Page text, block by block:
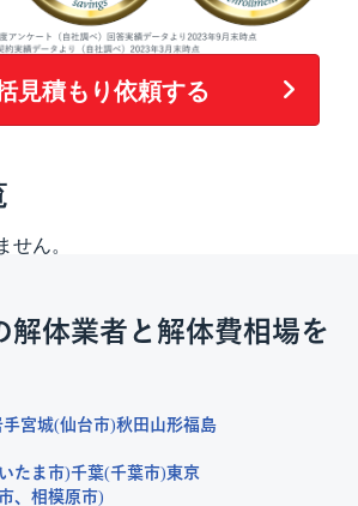
見積もり依頼する
ん。
解体業者と解体費相場を
手宮城 仙台市 秋田 山形福島
たま市 千葉 千葉市 東京
相模原市